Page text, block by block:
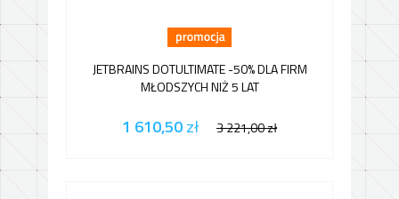
JETBRAINS DOTULTIMATE -50% DLA FIRM
MŁODSZYCH NIŻ 5 LAT
1 610,50zł 3 221,00zł